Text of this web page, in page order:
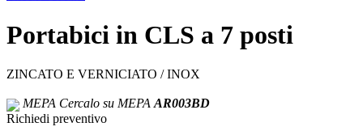
Portabici in CLS a 7 posti
ZINCATO E VERNICIATO / INOX
MEPA Cercalo su MEPA AR003BD
Richiedi preventivo